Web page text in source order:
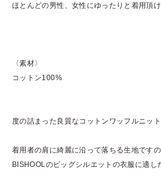
ほとんどの男性、女性にゆったりと着用頂け
〈素材〉
コットン100%
度の詰まった良質なコットンワッフルニット
着用者の肩に綺麗に沿って落ちる生地ですの
BISHOOLのビッグシルエットの衣服に適し